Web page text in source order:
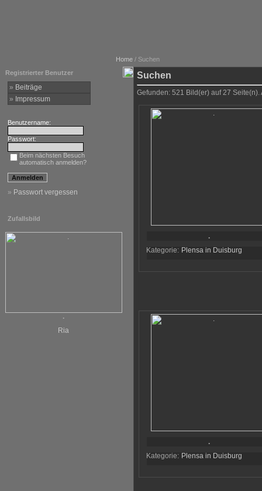
Home / Suchen
Registrierter Benutzer
» Beiträge
»
Impressum
Benutzername:
Passwort:
Beim nächsten Besuch
automatisch anmelden?
» Passwort vergessen
Zufallsbild
.
Ria
Suchen
Gefunden: 521 Bild(er) auf 27
.
Kategorie: Plensa in Duisburg
.
Kategorie: Plensa in Duisburg